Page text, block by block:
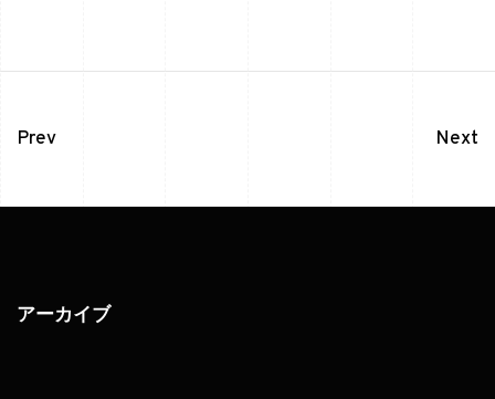
Prev Next
アーカイブ